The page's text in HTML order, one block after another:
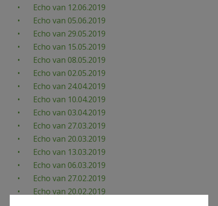
Echo van 12.06.2019
Echo van 05.06.2019
Echo van 29.05.2019
Echo van 15.05.2019
Echo van 08.05.2019
Echo van 02.05.2019
Echo van 24.04.2019
Echo van 10.04.2019
Echo van 03.04.2019
Echo van 27.03.2019
Echo van 20.03.2019
Echo van 13.03.2019
Echo van 06.03.2019
Echo van 27.02.2019
Echo van 20.02.2019